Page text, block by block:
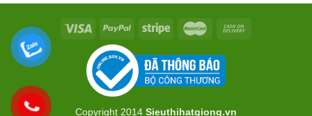
Copyright 2014 Sieuthihatgiong.vn